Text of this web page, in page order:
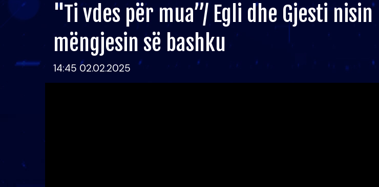
"Ti vdes për mua”/ Egli dhe Gjesti nisin
mëngjesin së bashku
14:45 02.02.2025